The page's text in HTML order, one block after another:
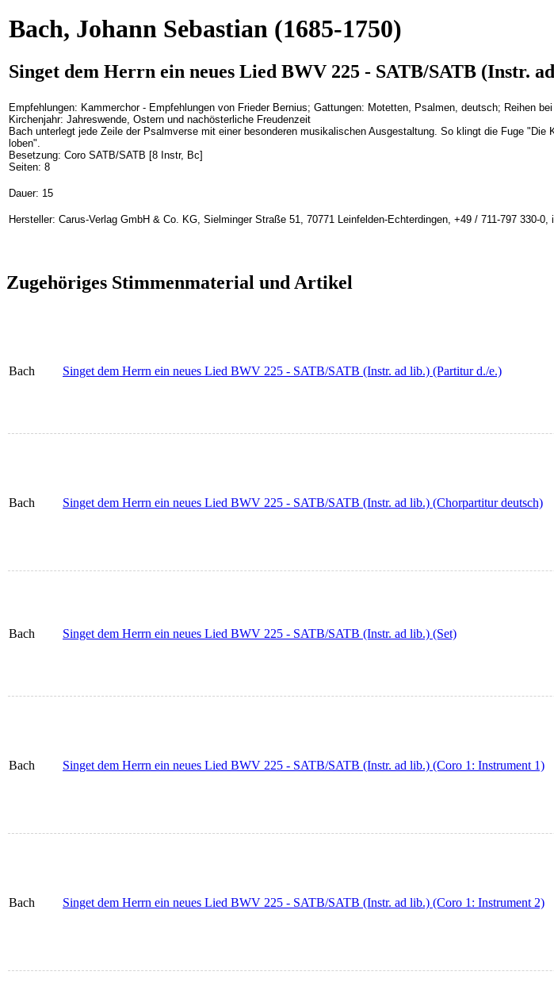
Bach, Johann Sebastian (1685-1750)
Singet dem Herrn ein neues Lied BWV 225 - SATB/SATB (Instr.
Empfehlungen: Kammerchor - Empfehlungen von Frieder Bernius; Gattungen: Motetten, Psalmen, deutsch; Reihen
Kirchenjahr: Jahreswende, Ostern und nachösterliche Freudenzeit
Bach unterlegt jede Zeile der Psalmverse mit einer besonderen musikalischen Ausgestaltung. So klingt die Fuge
loben".
Besetzung: Coro SATB/SATB [8 Instr, Bc]
Seiten: 8
Dauer: 15
Hersteller: Carus-Verlag GmbH & Co. KG, Sielminger Straße 51, 70771 Leinfelden-Echterdingen, +49 / 711-797 330-0,
Zugehöriges Stimmenmaterial und Artikel
Bach Singet dem Herrn ein neues Lied BWV 225 - SATB/SATB (Instr. ad lib.) (Partitur d./e.)
Bach Singet dem Herrn ein neues Lied BWV 225 - SATB/SATB (Instr. ad lib.) (Chorpartitur deutsch)
Bach Singet dem Herrn ein neues Lied BWV 225 - SATB/SATB (Instr. ad lib.) (Set)
Bach Singet dem Herrn ein neues Lied BWV 225 - SATB/SATB (Instr. ad lib.) (Coro 1: Instrument 1)
Bach Singet dem Herrn ein neues Lied BWV 225 - SATB/SATB (Instr. ad lib.) (Coro 1: Instrument 2)